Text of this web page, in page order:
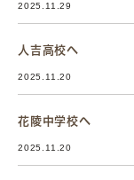
2025.11.29
人吉高校へ
2025.11.20
花陵中学校へ
2025.11.20